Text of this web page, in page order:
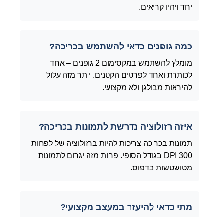
יחד ויהיו קריאים.
כמה גופנים כדאי להשתמש בכריכה?
מומלץ להשתמש במקסימום 2 גופנים – אחד
לכותרת ואחד לפרטים הקטנים. יותר מזה עלול
להיראות מבולגן ולא מקצועי.
איזה רזולוציה נדרשת לתמונות בכריכה?
תמונות בכריכה צריכות להיות ברזולוציה של לפחות
300 DPI בגודל הסופי. פחות מזה יגרום לתמונות
מטושטשות בדפוס.
מתי כדאי להיעזר במעצב מקצועי?